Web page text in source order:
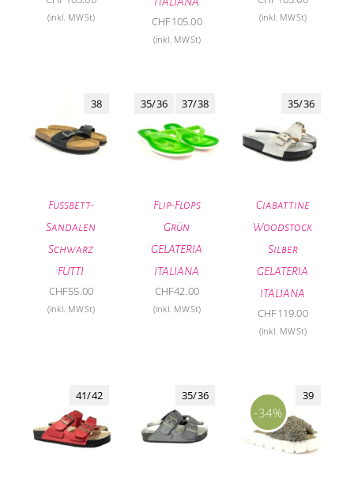
(inkl. MWSt) CHF105.00
(inkl. MWSt)
(inkl. MWSt)
Fussbett-
Sandalen
Schwarz
FUTTI
38
CHF55.00
(inkl. MWSt)
Flip-Flops
Grün
GELATERIA
ITALIANA
35/36 37/38
CHF42.00
(inkl. MWSt)
Ciabattine
Woodstock
Silber
GELATERIA
ITALIANA
35/36
CHF119.00
(inkl. MWSt)
41/42 35/36
-34%
39